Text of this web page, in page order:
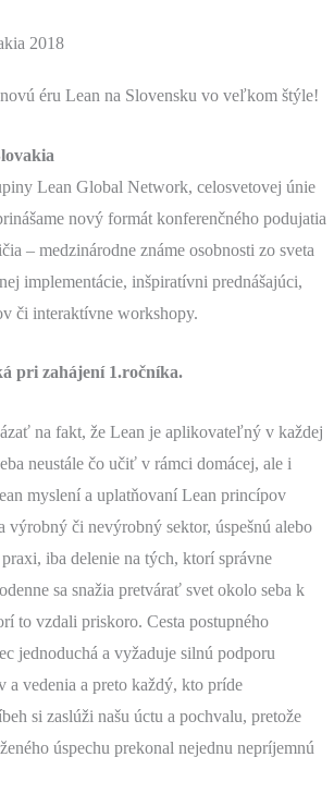
2018
éru Lean na Slovensku vo veľkom štýle!
Lean Global Network, celosvetovej únie
nový formát konferenčného podujatia
– medzinárodne známe osobnosti zo sveta
implementácie, inšpiratívni prednášajúci,
či interaktívne workshopy.
pri zahájení 1.ročníka.
na fakt, že Lean je aplikovateľný v každej
neustále čo učiť v rámci domácej, ale i
myslení a uplatňovaní Lean princípov
výrobný či nevýrobný sektor, úspešnú alebo
iba delenie na tých, ktorí správne
sa snažia pretvárať svet okolo seba k
to vzdali priskoro. Cesta postupného
jednoduchá a vyžaduje silnú podporu
a vedenia a preto každý, kto príde
si zaslúži našu úctu a pochvalu, pretože
úspechu prekonal nejednu nepríjemnú